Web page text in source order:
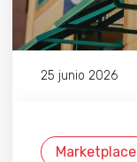
25 junio 2026
Marketplace